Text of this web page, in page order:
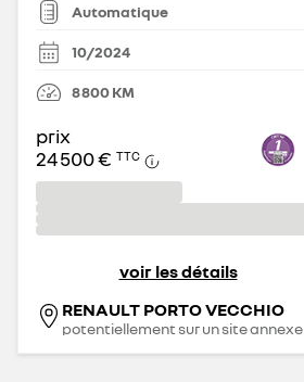
Automatique
10/2024
8 800KM
prix
24 500 € TTC
voir les détails
RENAULT PORTO VECCHIO
potentiellement sur un site annexe